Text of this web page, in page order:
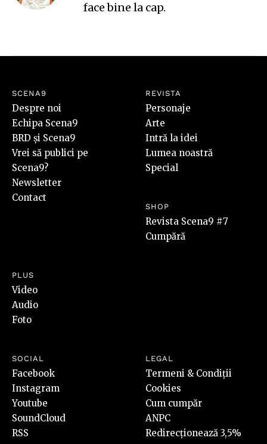
face bine la cap.
SCENA9
Despre noi
Echipa Scena9
BRD și Scena9
Vrei să publici pe
Scena9?
Newsletter
Contact
REVISTA
Personaje
Arte
Intră la idei
Lumea noastră
Special
SHOP
Revista Scena9 #7
Cumpără
PLUS
Video
Audio
Foto
SOCIAL
Facebook
Instagram
Youtube
SoundCloud
RSS
LEGAL
Termeni & Condiții
Cookies
Cum cumpăr
ANPC
Redirecționează 3,5%